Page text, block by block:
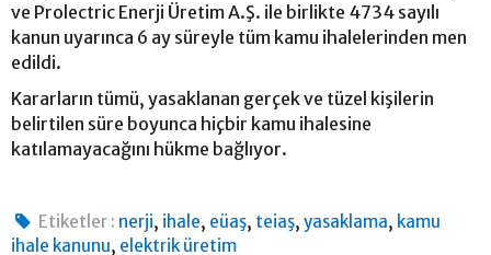
ve Prolectric Enerji Üretim A.Ş. ile birlikte 4734 sayılı
kanun uyarınca 6 ay süreyle tüm kamu ihalelerinden men
edildi.
Kararların tümü, yasaklanan gerçek ve tüzel kişilerin
belirtilen süre boyunca hiçbir kamu ihalesine
katılamayacağını hükme bağlıyor.
Etiketler : nerji, ihale, eüaş, teiaş,yasaklama, kamu
ihale kanunu, elektrik üretim